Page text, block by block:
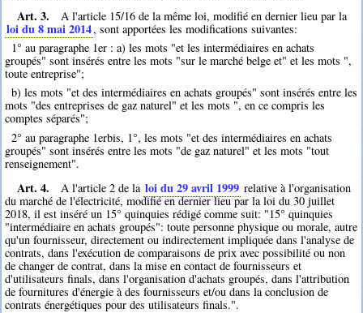
Art. 3. A l'article 15/16 de la même loi, modifié en dernier lieu par la
loi du 8 mai 2014, sont apportées les modifications suivantes:
1° au paragraphe 1er : a) les mots "et les intermédiaires en achats
groupés" sont insérés entre les mots "sur le marché belge et" et les mots ",
toute entreprise";
b) les mots "et des intermédiaires en achats groupés" sont insérés entre les
mots "des entreprises de gaz naturel" et les mots ", en ce compris les
comptes séparés";
2° au paragraphe 1erbis, 1°, les mots "et des intermédiaires en achats
groupés" sont insérés entre les mots "de gaz naturel" et les mots "tout
renseignement".
Art. 4. A l'article 2 de la loi du 29 avril 1999 relative à l'organisation
du marché de l'électricité, modifié en dernier lieu par la loi du 30 juillet
2018, il est inséré un 15° quinquies rédigé comme suit: "15° quinquies
"intermédiaire en achats groupés": toute personne physique ou morale, autre
qu'un fournisseur, directement ou indirectement impliquée dans l'analyse de
contrats, dans l'exécution de comparaisons de prix avec possibilité ou non
de changer de contrat, dans la mise en contact de fournisseurs et
d'utilisateurs finals, dans l'organisation d'achats groupés, dans l'attribution
de fournitures d'énergie à des fournisseurs et/ou dans la conclusion de
contrats énergétiques pour des utilisateurs finals.".